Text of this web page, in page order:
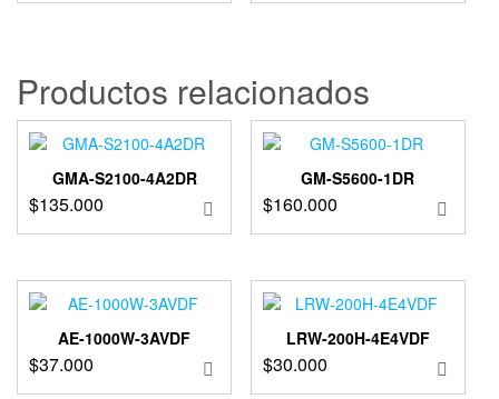
Productos relacionados
GMA-S2100-4A2DR
$135.000
GM-S5600-1DR
$160.000
AE-1000W-3AVDF
$37.000
LRW-200H-4E4VDF
$30.000